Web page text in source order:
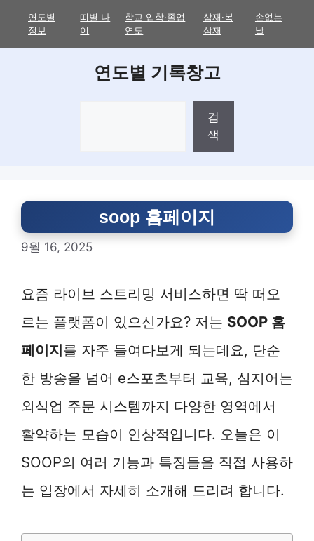
연도별
정보
띠별 나
이
학교 입학·졸업
연도
삼재·복
삼재
손없는
날
연도별 기록창고
검
색
soop 홈페이지
9월 16, 2025
요즘 라이브 스트리밍 서비스하면 딱 떠오
르는 플랫폼이 있으신가요? 저는 SOOP 홈
페이지를 자주 들여다보게 되는데요, 단순
한 방송을 넘어 e스포츠부터 교육, 심지어는
외식업 주문 시스템까지 다양한 영역에서
활약하는 모습이 인상적입니다. 오늘은 이
SOOP의 여러 기능과 특징들을 직접 사용하
는 입장에서 자세히 소개해 드리려 합니다.